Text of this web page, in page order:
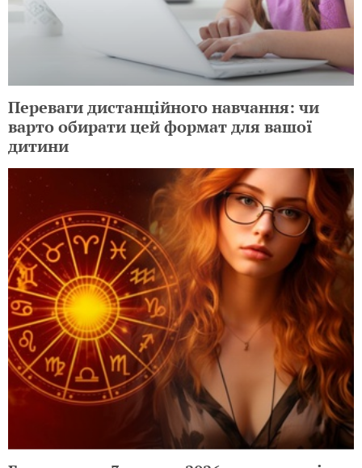
Переваги дистанційного навчання: чи
варто обирати цей формат для вашої
дитини